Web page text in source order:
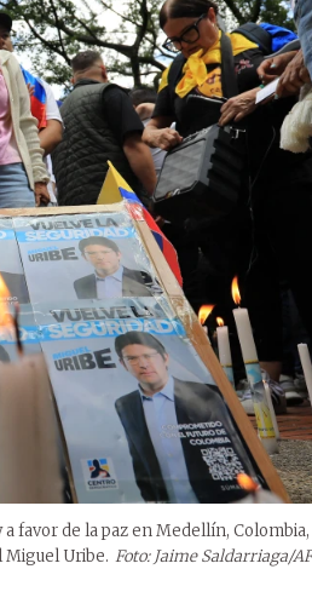
favor de la paz en Medellín, Colombia,
Miguel Uribe. Foto: Jaime Saldarriaga/